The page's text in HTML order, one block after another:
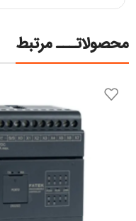
محصولاتـــ مرتبط